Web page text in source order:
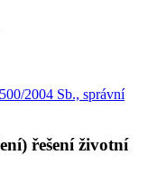
2004 Sb., správní
řešení životní